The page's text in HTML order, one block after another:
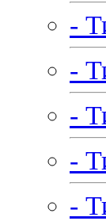
-
-
-
-
-